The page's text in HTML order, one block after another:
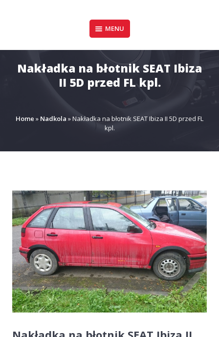
P.P.H.U. DAWID
GAŁUSZKA
Design & Style
MENU
Nakładka na błotnik SEAT Ibiza
II 5D przed FL kpl.
Home » Nadkola »Nakładka na błotnik SEAT Ibiza II 5D przed FL
kpl.